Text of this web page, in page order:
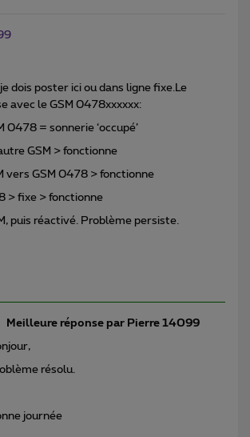
dois poster ici ou dans ligne fixe.Le
avec le GSM 0478xxxxxx:
0478 = sonnerie ‘occupé’
GSM > fonctionne
vers GSM 0478 > fonctionne
> fixe > fonctionne
puis réactivé. Problème persiste.
Meilleure réponse par Pierre 14099
résolu.
journée